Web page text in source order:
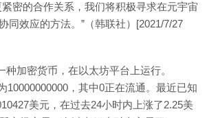
密的合作关系，我们将积极寻求在元宇宙
同效应的方法。”（韩联社）[2021/7/27
加密货币，在以太坊平台上运行。
10000000000，其中0正在流通。最近已知
美元，在过去24小时内上涨了2.25美